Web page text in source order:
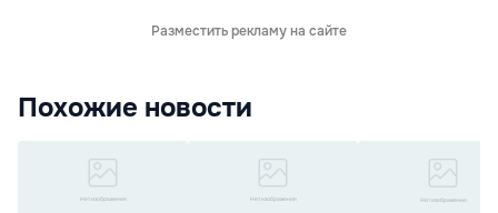
Разместить рекламу на сайте
Похожие новости